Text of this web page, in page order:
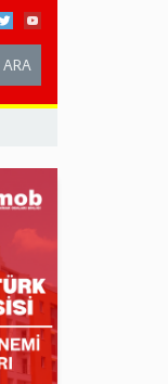
Search
this
ARA